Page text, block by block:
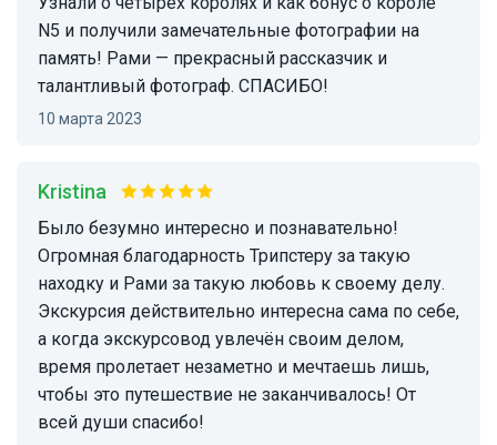
N5 и получили замечательные фотографии на
память! Рами — прекрасный рассказчик и
талантливый фотограф. СПАСИБО!
10 марта 2023
Kristina
Было безумно интересно и познавательно!
Огромная благодарность Трипстеру за такую
находку и Рами за такую любовь к своему делу.
Экскурсия действительно интересна сама по себе,
а когда экскурсовод увлечён своим делом,
время пролетает незаметно и мечтаешь лишь,
чтобы это путешествие не заканчивалось! От
всей души спасибо!